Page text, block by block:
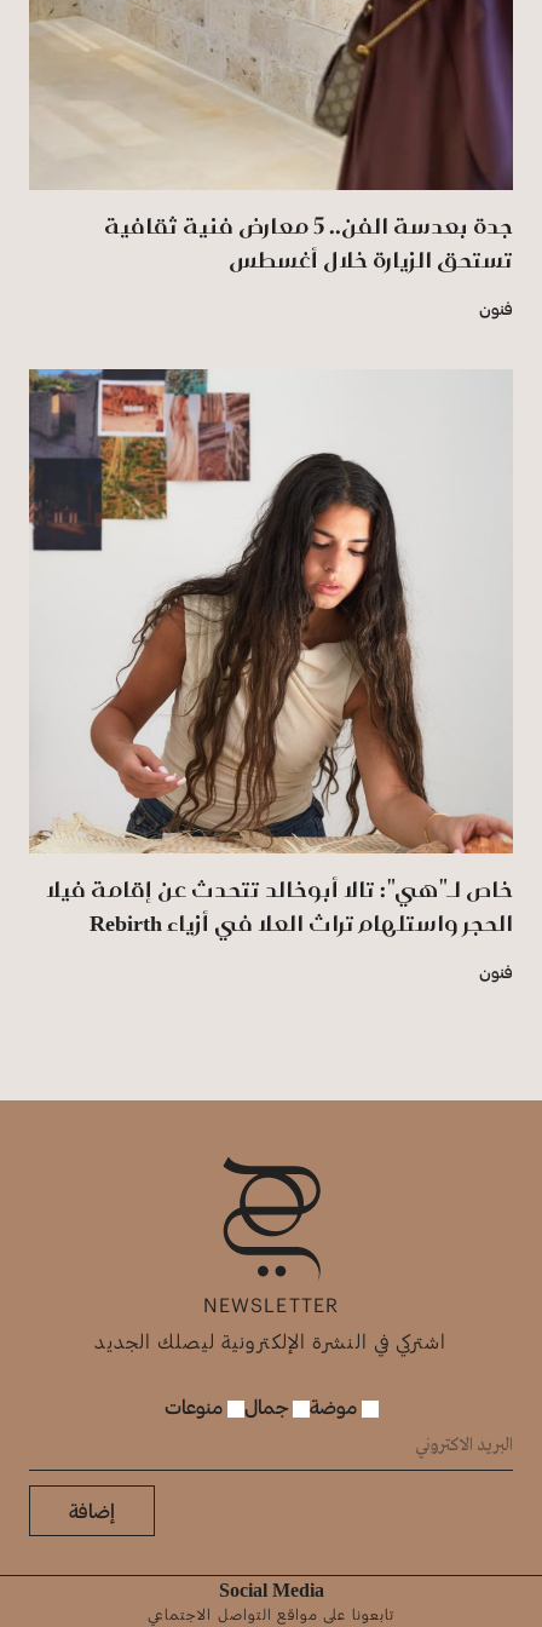
جدة بعدسة الفن.. 5 معارض فنية ثقافية
تستحق الزيارة خلال أغسطس
فنون
خاص لـ"هي": تالا أبوخالد تتحدث عن إقامة فيلا
الحجر واستلهام تراث العلا في أزياء Rebirth
فنون
NEWSLETTER
اشتركي في النشرة الإلكترونية ليصلك الجديد
موضة جمال منوعات
إضافة
Social Media
تابعونا على مواقع التواصل الاجتماعي